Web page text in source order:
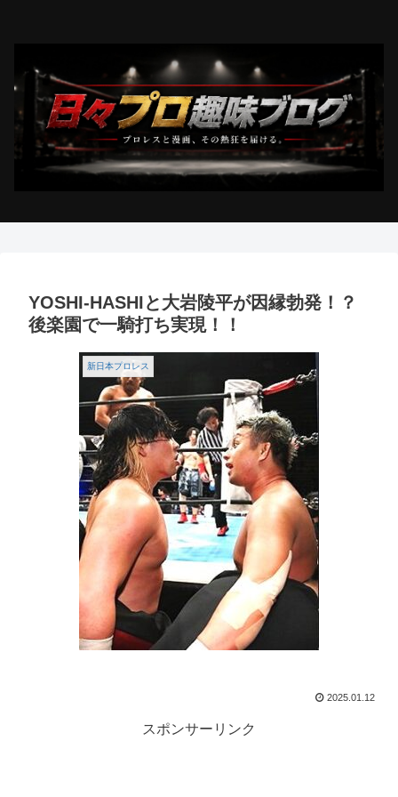
YOSHI-HASHIと大岩陵平が因縁勃発！？
後楽園で一騎打ち実現！！
新日本プロレス
2025.01.12
スポンサーリンク